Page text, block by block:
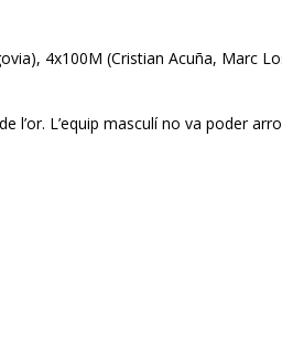
4x100M (Cristian Acuña, Marc
l’or. L’equip masculí no va poder